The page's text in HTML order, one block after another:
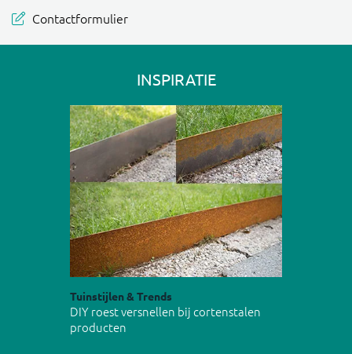
Contactformulier
INSPIRATIE
Tuinstijlen & Trends
DIY roest versnellen bij cortenstalen
producten